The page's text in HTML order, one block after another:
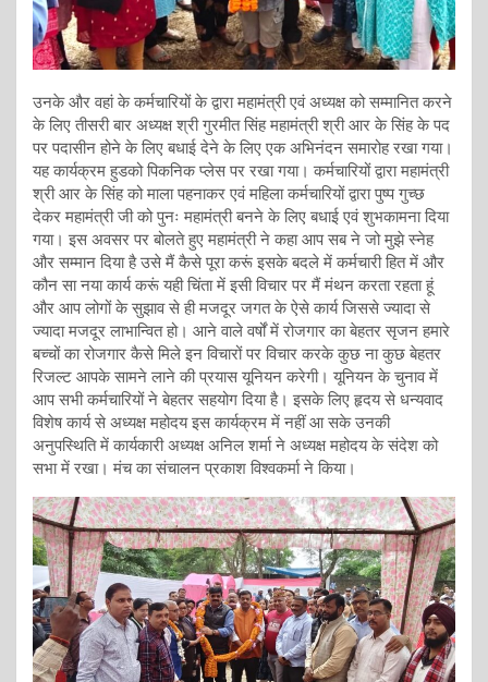
उनके और वहां के कर्मचारियों के द्वारा महामंत्री एवं अध्यक्ष को सम्मानित करने
के लिए तीसरी बार अध्यक्ष श्री गुरमीत सिंह महामंत्री श्री आर के सिंह के पद
पर पदासीन होने के लिए बधाई देने के लिए एक अभिनंदन समारोह रखा गया।
यह कार्यक्रम हुडको पिकनिक प्लेस पर रखा गया। कर्मचारियों द्वारा महामंत्री
श्री आर के सिंह को माला पहनाकर एवं महिला कर्मचारियों द्वारा पुष्प गुच्छ
देकर महामंत्री जी को पुनः महामंत्री बनने के लिए बधाई एवं शुभकामना दिया
गया। इस अवसर पर बोलते हुए महामंत्री ने कहा आप सब ने जो मुझे स्नेह
और सम्मान दिया है उसे मैं कैसे पूरा करूं इसके बदले में कर्मचारी हित में और
कौन सा नया कार्य करूं यही चिंता में इसी विचार पर मैं मंथन करता रहता हूं
और आप लोगों के सुझाव से ही मजदूर जगत के ऐसे कार्य जिससे ज्यादा से
ज्यादा मजदूर लाभान्वित हो। आने वाले वर्षों में रोजगार का बेहतर सृजन हमारे
बच्चों का रोजगार कैसे मिले इन विचारों पर विचार करके कुछ ना कुछ बेहतर
रिजल्ट आपके सामने लाने की प्रयास यूनियन करेगी। यूनियन के चुनाव में
आप सभी कर्मचारियों ने बेहतर सहयोग दिया है। इसके लिए हृदय से धन्यवाद
विशेष कार्य से अध्यक्ष महोदय इस कार्यक्रम में नहीं आ सके उनकी
अनुपस्थिति में कार्यकारी अध्यक्ष अनिल शर्मा ने अध्यक्ष महोदय के संदेश को
सभा में रखा। मंच का संचालन प्रकाश विश्वकर्मा ने किया।